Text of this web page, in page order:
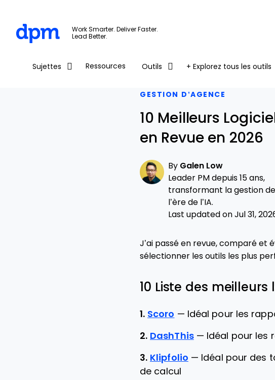
Skip to main content
Work Smarter. Deliver Faster.
Lead Better.
Sujettes Ressources Outils + Explorez tous les outils
GESTION D’AGENCE
10 Meilleurs
en Revue en 2026
By Galen Low
Leader PM depuis 15 ans,
transformant la gestion
l’ère de l’IA.
Last updated on Jul 31,
J’ai passé en revue, comparé et
sélectionner les outils les plus
10 Liste des
1. Scoro — Idéal pour les
2. DashThis — Idéal pour les
3. Klipfolio — Idéal pour des
de calcul